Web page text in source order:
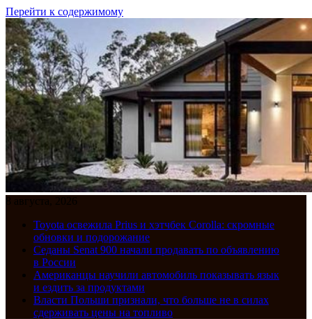
Перейти к содержимому
8 августа, 2026
Toyota освежила Prius и хэтчбек Corolla: скромные
обновки и подорожание
Седаны Senat 900 начали продавать по объявлению
в России
Американцы научили автомобиль показывать язык
и ездить за продуктами
Власти Польши признали, что больше не в силах
сдерживать цены на топливо